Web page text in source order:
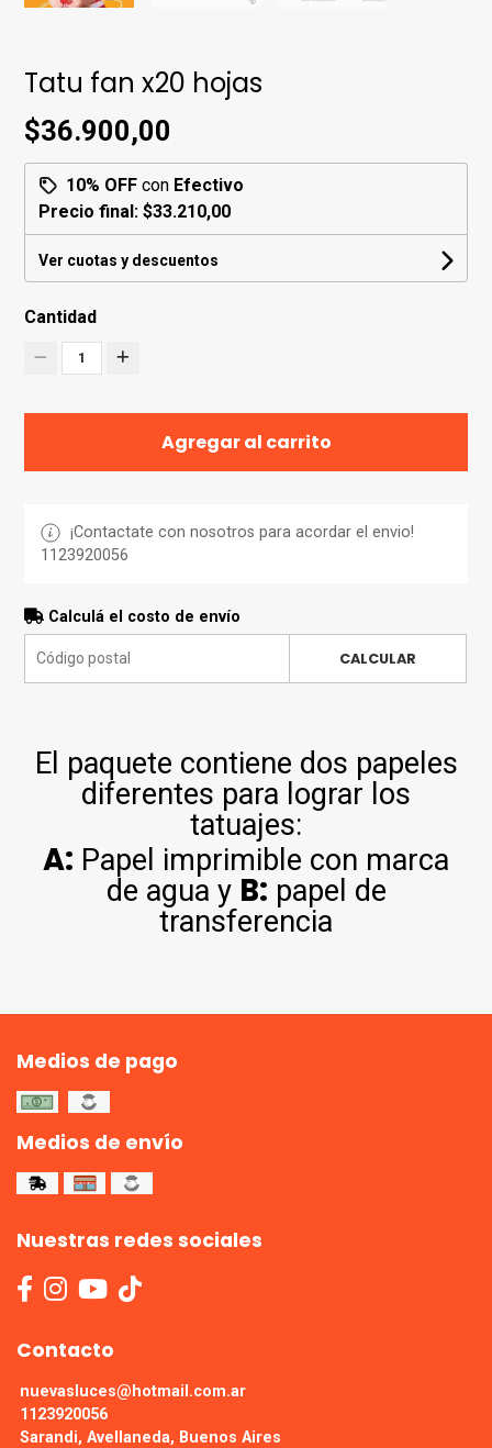
Tatu fan x20 hojas
$36.900,00
10% OFF con Efectivo
Precio final:$33.210,00
Ver cuotas y descuentos
Cantidad
1
Agregar al carrito
¡Contactate con nosotros para acordar el envio!
1123920056
Calculá el costo de envío
CALCULAR
El paquete contiene dos papeles
diferentes para lograr los
tatuajes:
A: Papel imprimible con marca
de agua y B: papel de
transferencia
Medios de pago
Medios de envío
Nuestras redes sociales
Contacto
nuevasluces@hotmail.com.ar
1123920056
Sarandi, Avellaneda, Buenos Aires